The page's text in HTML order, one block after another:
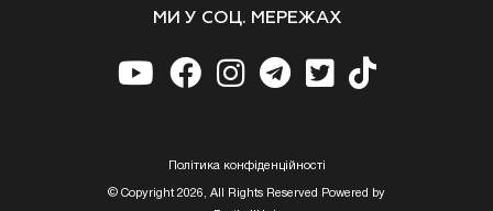
МИ У СОЦ. МЕРЕЖАХ
Полiтика конфiденцiйностi
© Copyright 2026, All Rights Reserved Powered by